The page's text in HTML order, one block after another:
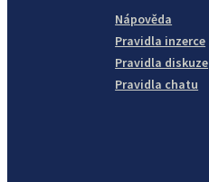
Nápověda
Pravidla inzerce
Pravidla diskuze
Pravidla chatu